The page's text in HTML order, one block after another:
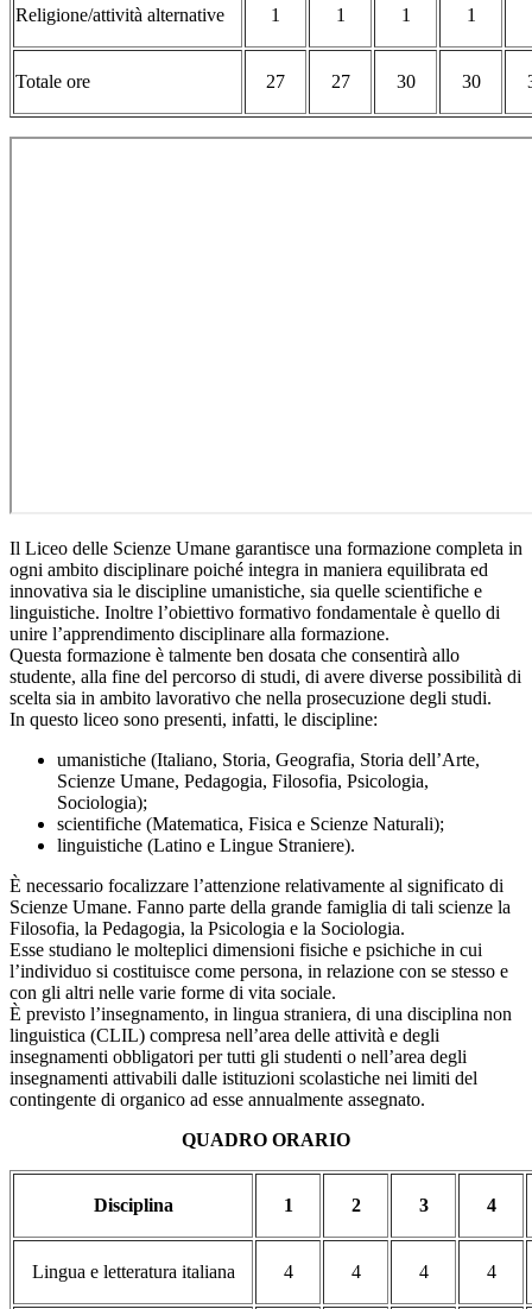
Religione/attività alternative 1 1 1 1
Totale ore 27 27 30 30
Il Liceo delle Scienze Umane garantisce una formazione completa in
ogni ambito disciplinare poiché integra in maniera equilibrata ed
innovativa sia le discipline umanistiche, sia quelle scientifiche e
linguistiche. Inoltre l’obiettivo formativo fondamentale è quello di
unire l’apprendimento disciplinare alla formazione.
Questa formazione è talmente ben dosata che consentirà allo
studente, alla fine del percorso di studi, di avere diverse possibilità di
scelta sia in ambito lavorativo che nella prosecuzione degli studi.
In questo liceo sono presenti, infatti, le discipline:
umanistiche (Italiano, Storia, Geografia, Storia dell’Arte,
Scienze Umane, Pedagogia, Filosofia, Psicologia,
Sociologia);
scientifiche (Matematica, Fisica e Scienze Naturali);
linguistiche (Latino e Lingue Straniere).
È necessario focalizzare l’attenzione relativamente al significato di
Scienze Umane. Fanno parte della grande famiglia di tali scienze la
Filosofia, la Pedagogia, la Psicologia e la Sociologia.
Esse studiano le molteplici dimensioni fisiche e psichiche in cui
l’individuo si costituisce come persona, in relazione con se stesso e
con gli altri nelle varie forme di vita sociale.
È previsto l’insegnamento, in lingua straniera, di una disciplina non
linguistica (CLIL) compresa nell’area delle attività e degli
insegnamenti obbligatori per tutti gli studenti o nell’area degli
insegnamenti attivabili dalle istituzioni scolastiche nei limiti del
contingente di organico ad esse annualmente assegnato.
QUADRO ORARIO
Disciplina 1 2 3 4
Lingua e letteratura italiana 4 4 4 4